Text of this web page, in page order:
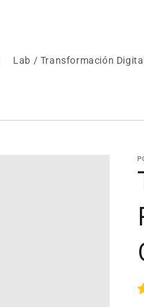
Lab / Transformación